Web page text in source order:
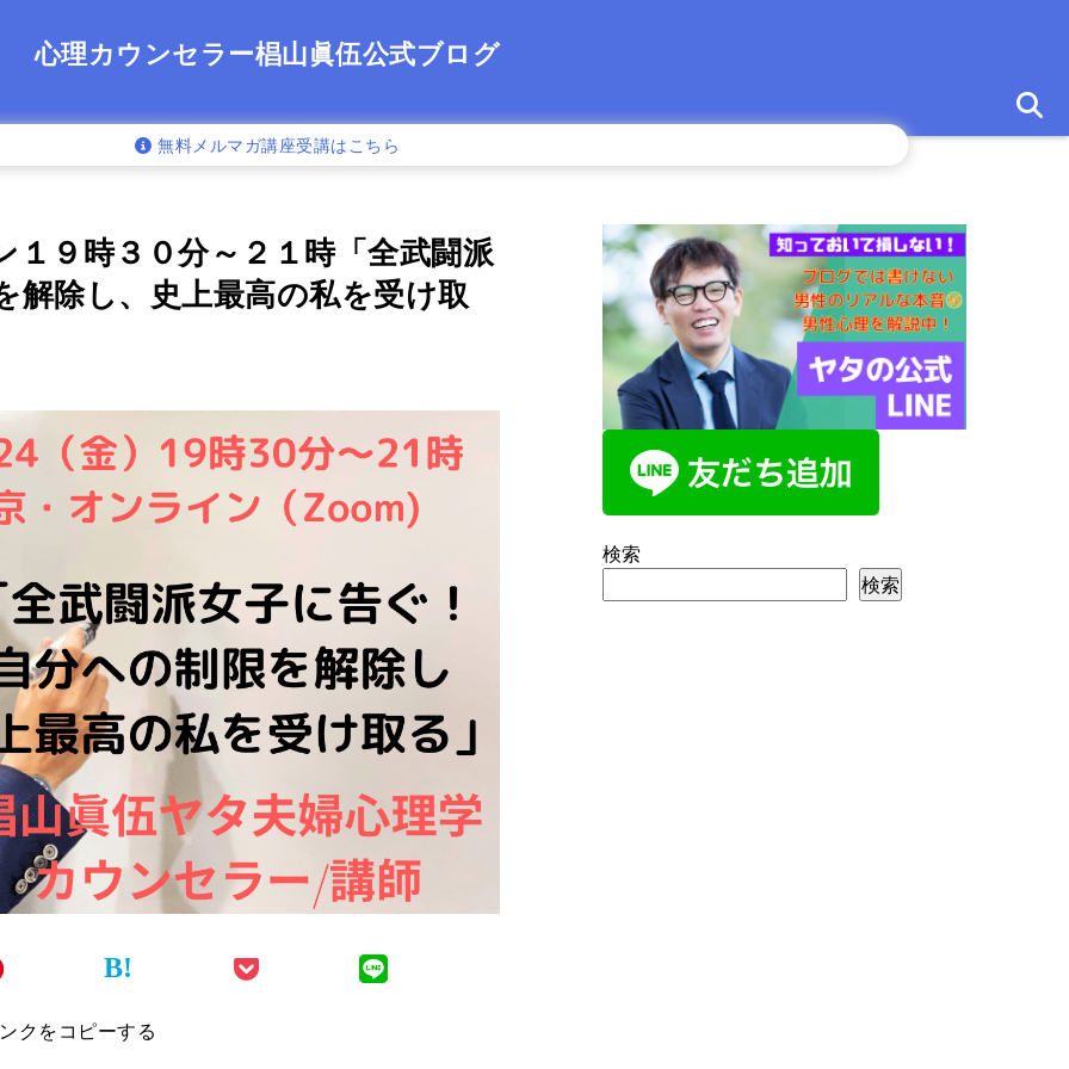
心理カウンセラー椙山眞伍公式ブログ
無料メルマガ講座受講はこちら
９時３０分～２１時「全武闘派
解除し、史上最高の私を受け取
B!
クをコピーする
検索
検索